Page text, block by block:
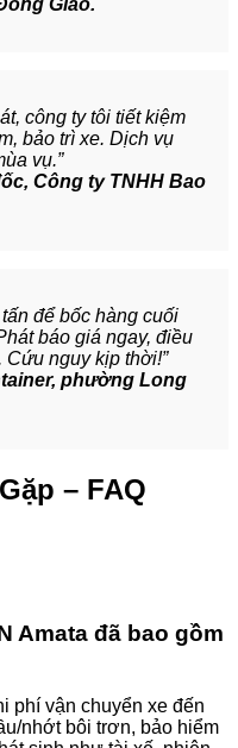
công ty tôi tiết kiệm
bảo trì xe. Dịch vụ
vụ.”
Công ty TNHH Bao
để bốc hàng cuối
báo giá ngay, điều
nguy kịp thời!”
phường Long
– FAQ
Amata đã bao gồm
phí vận chuyển xe đến
nhớt bôi trơn, bảo hiểm